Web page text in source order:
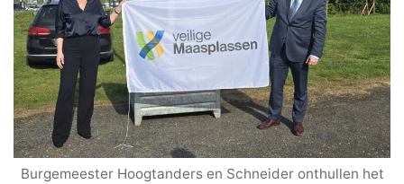
Burgemeester Hoogtanders en Schneider onthullen het